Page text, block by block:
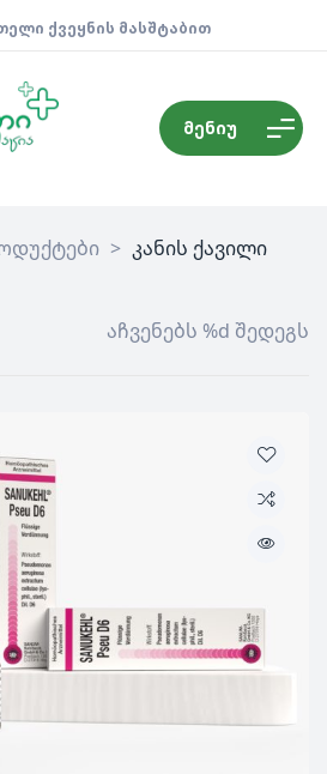
ქვეყნის მასშტაბით
მენიუ
> კანის ქავილი
აჩვენებს %d შედეგს